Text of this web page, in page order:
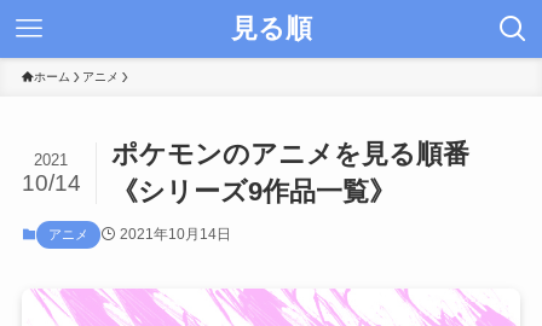
見る順
ホーム アニメ
ポケモンのアニメを見る順番
《シリーズ9作品一覧》
2021
10/14
アニメ 2021年10月14日